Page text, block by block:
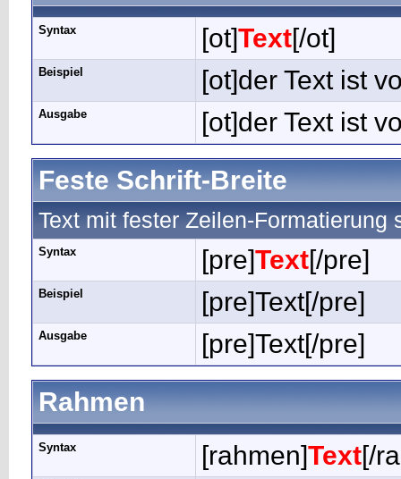
Syntax [ot]Text[/ot]
Beispiel [ot]der Text ist
Ausgabe
[ot]der Text ist
Feste Schrift-Breite
Text mit fester Zeilen-Formatierung
Syntax [pre]Text[/pre]
Beispiel [pre]Text[/pre]
Ausgabe
[pre]Text[/pre]
Rahmen
Syntax [rahmen]Text[/